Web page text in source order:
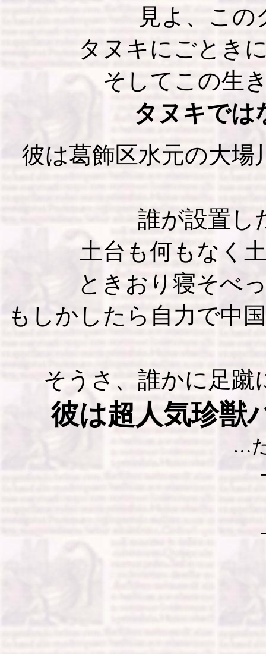
見よ、こ
タヌキにごとき
そしてこの生
タヌキでは
彼は葛飾区水元の大
誰が設置し
土台も何もなく
ときおり寝そべ
もしかしたら自力で中
そうさ、誰かに足
彼は超人気珍獣
…